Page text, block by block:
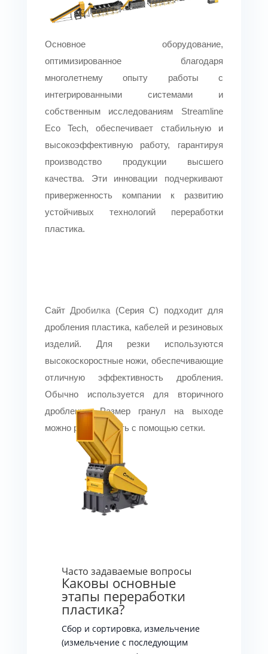
Основное оборудование,
оптимизированное благодаря
многолетнему опыту работы с
интегрированными системами и
собственным исследованиям Streamline
Eco Tech, обеспечивает стабильную и
высокоэффективную работу, гарантируя
производство продукции высшего
качества. Эти инновации подчеркивают
приверженность компании к развитию
устойчивых технологий переработки
пластика.
СайтДробилка (Серия C) подходит для
дробления пластика, кабелей и резиновых
изделий. Для резки используются
высокоскоростные ножи, обеспечивающие
отличную эффективность дробления.
Обычно используется для вторичного
дробления. Размер гранул на выходе
можно регулировать с помощью сетки.
Часто задаваемые вопросы
Каковы основные
этапы переработки
пластика?
Сбор и сортировка, измельчение
(измельчение с последующим